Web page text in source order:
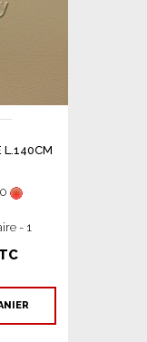
L.140CM
- 1